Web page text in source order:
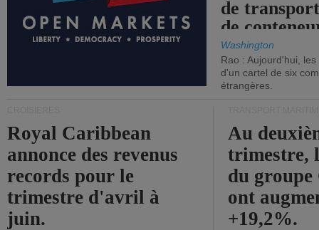
de
de
Washington
Rao : Aujourd'hui,
d'un cartel de six
étrangères.
Royal Caribbean
annonce des revenus
records pour le
trimestre d'avril à
juin.
Au
trimestre,
du
ont
+19,2%.